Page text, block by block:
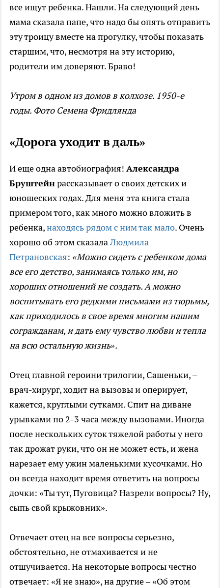
все ищут ребенка. Нашли. На следующий день
мама сказала папе, что надо бы опять отправить
эту троицу вместе на прогулку, чтобы показать
старшим, что, несмотря на эту историю,
родители им доверяют. Браво!
Утром в одном из домов в колхозе. 1950-е
годы. Фото Семена Фридлянда
«Дорога уходит в даль»
И еще одна автобиография! Александра
Бруштейнрассказывает о своих детских и
юношеских годах. Для меня эта книга стала
примером того, как много можно вложить в
ребенка,находясь рядом с ним так мало. Очень
хорошо об этом сказалаЛюдмила
Петрановская: «Можно сидеть с ребенком дома
все его детство, занимаясь только им, но
хороших отношений не создать. А можно
воспитывать его редкими письмами из тюрьмы,
как приходилось в свое время многим нашим
согражданам, и дать ему чувство любви и тепла
на всю остальную жизнь».
Отец главной героини трилогии, Сашеньки, –
врач-хирург, ходит на вызовы и оперирует,
кажется, круглыми сутками. Спит на диване
урывками по 2-3 часа между вызовами. Иногда
после нескольких суток тяжелой работы у него
так дрожат руки, что он не может есть, и жена
нарезает ему ужин маленькими кусочками. Но
он всегда находит время ответить на вопросы
дочки: «Ты тут, Пуговица? Назрели вопросы? Ну,
сыпь свой крыжовник».
Отвечает отец на все вопросы серьезно,
обстоятельно, не отмахивается и не
отшучивается. На некоторые вопросы честно
отвечает: «Я не знаю», на другие – «Об этом